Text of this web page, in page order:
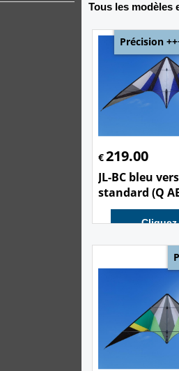
Tous les modèles
Précision
€219.00
JL-BC bleu
standard (Q